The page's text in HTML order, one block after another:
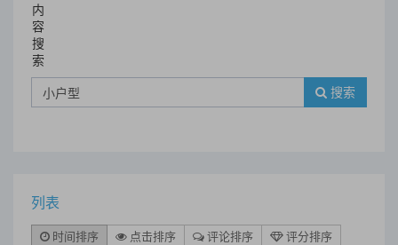
内
容
搜
索
搜索
列表
时间排序 点击排序 评论排序
评分排序